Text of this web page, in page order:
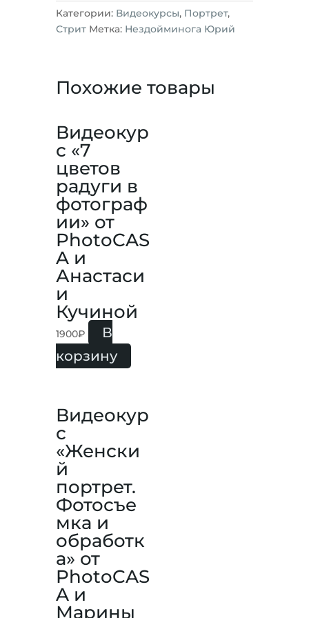
Категории: Видеокурсы, Портрет,
Стрит Метка: Нездойминога Юрий
Похожие товары
Видеокур
с «7
цветов
радуги в
фотограф
ии» от
PhotoCAS
A и
Анастаси
и
Кучиной
1900₽
В
корзину
Видеокур
с
«Женски
й
портрет.
Фотосъе
мка и
обработк
а» от
PhotoCAS
A и
Марины